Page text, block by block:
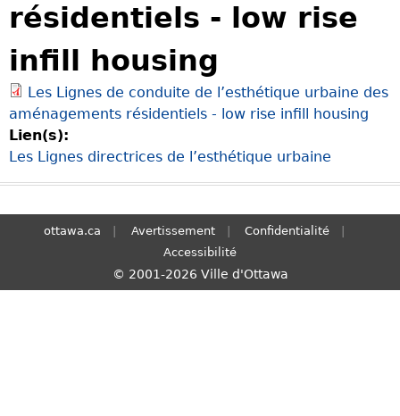
r
S
e
a
r
c
h
résidentiels - low rise
infill housing
Les Lignes de conduite de l’esthétique urbaine des
aménagements résidentiels - low rise infill housing
Lien(s):
Les Lignes directrices de l’esthétique urbaine
ottawa.ca Avertissement
Confidentialité
Accessibilité
© 2001-2026 Ville d'Ottawa